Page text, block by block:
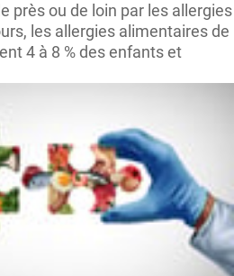
près ou de loin par les allergies
les allergies alimentaires de
4 à 8 % des enfants et